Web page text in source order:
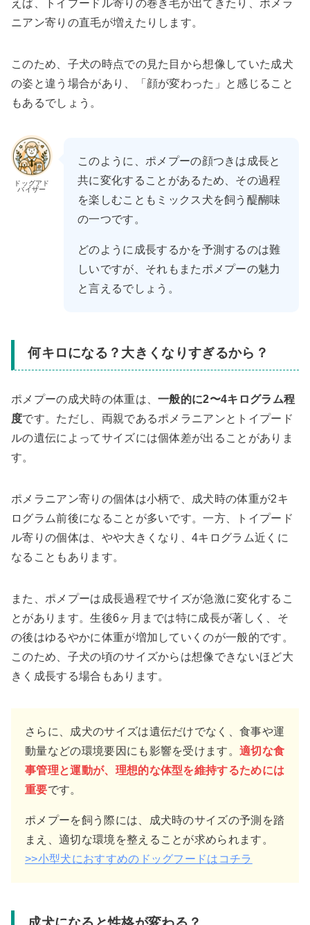
えば、トイプードル寄りの巻き毛が出てきたり、ポメラ
ニアン寄りの直毛が増えたりします。
このため、子犬の時点での見た目から想像していた成犬
の姿と違う場合があり、「顔が変わった」と感じること
もあるでしょう。
ドッグアド
バイザー
このように、ポメプーの顔つきは成長と
共に変化することがあるため、その過程
を楽しむこともミックス犬を飼う醍醐味
の一つです。
どのように成長するかを予測するのは難
しいですが、それもまたポメプーの魅力
と言えるでしょう。
何キロになる？大きくなりすぎるから？
ポメプーの成犬時の体重は、一般的に2〜4キログラム程
度です。ただし、両親であるポメラニアンとトイプード
ルの遺伝によってサイズには個体差が出ることがありま
す。
ポメラニアン寄りの個体は小柄で、成犬時の体重が2キ
ログラム前後になることが多いです。一方、トイプード
ル寄りの個体は、やや大きくなり、4キログラム近くに
なることもあります。
また、ポメプーは成長過程でサイズが急激に変化するこ
とがあります。生後6ヶ月までは特に成長が著しく、そ
の後はゆるやかに体重が増加していくのが一般的です。
このため、子犬の頃のサイズからは想像できないほど大
きく成長する場合もあります。
さらに、成犬のサイズは遺伝だけでなく、食事や運
動量などの環境要因にも影響を受けます。適切な食
事管理と運動が、理想的な体型を維持するためには
重要です。
ポメプーを飼う際には、成犬時のサイズの予測を踏
まえ、適切な環境を整えることが求められます。
>>小型犬におすすめのドッグフードはコチラ